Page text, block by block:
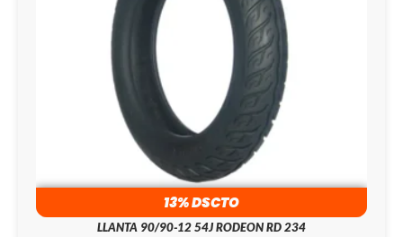
13% DSCTO
LLANTA 90/90-12 54J RODEON RD 234